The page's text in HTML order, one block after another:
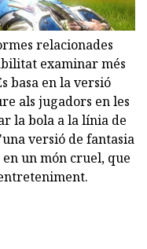
relacionades
examinar més
basa en la versió
als jugadors en les
la bola a la línia de
versió de fantasia
un món cruel, que